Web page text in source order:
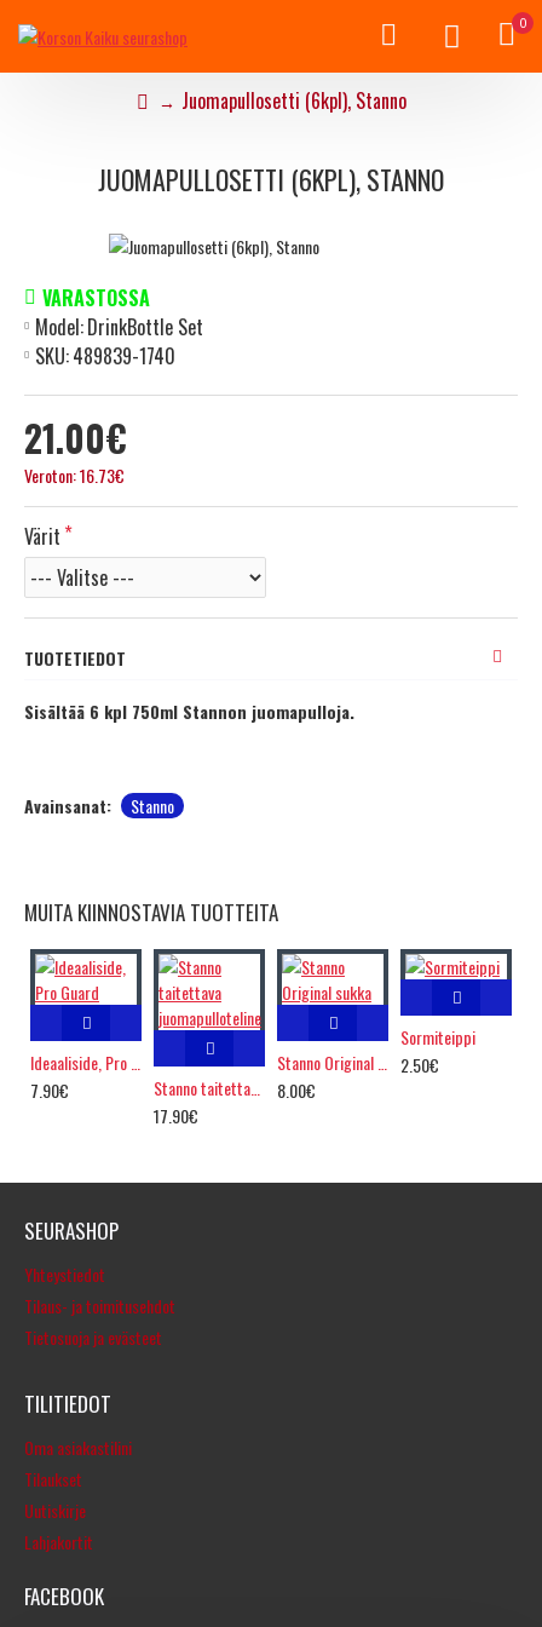
0
Juomapullosetti (6kpl), Stanno
JUOMAPULLOSETTI (6KPL), STANNO
21.00€
Veroton: 16.73€
VARASTOSSA
Model:DrinkBottle Set
SKU:489839-1740
Värit
TUOTETIEDOT
Sisältää 6 kpl 750ml Stannon juomapulloja.
Avainsanat: Stanno
MUITA KIINNOSTAVIA TUOTTEITA
7.90€
Stanno taitettava juomapulloteline
17.90€
8.00€
Sormiteippi
2.50€
SEURASHOP
Yhteystiedot
Tilaus- ja toimitusehdot
Tietosuoja ja evästeet
TILITIEDOT
Oma asiakastilini
Tilaukset
Uutiskirje
Lahjakortit
FACEBOOK